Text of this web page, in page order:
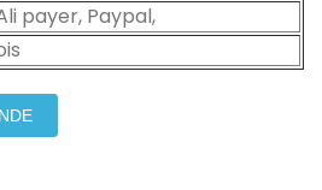
payer, Paypal,